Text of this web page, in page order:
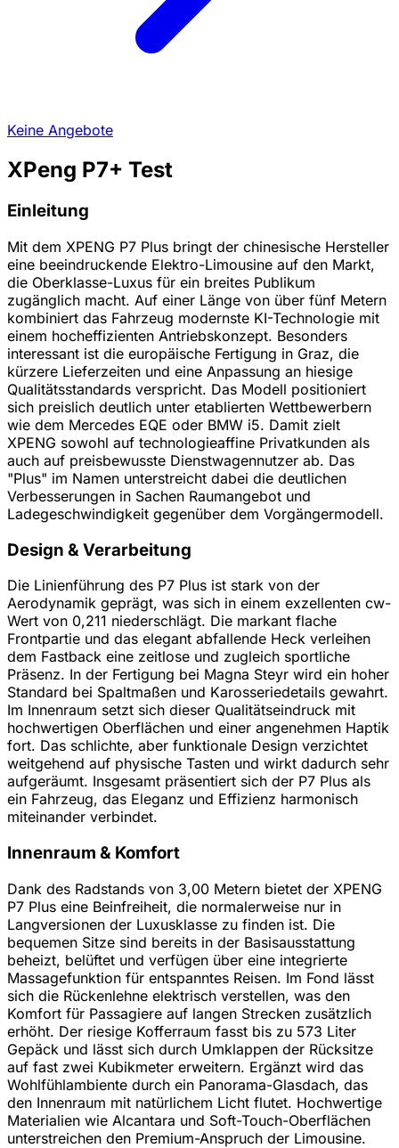
Keine Angebote
XPeng P7+ Test
Einleitung
Mit dem XPENG P7 Plus bringt der chinesische Hersteller
eine beeindruckende Elektro-Limousine auf den Markt,
die Oberklasse-Luxus für ein breites Publikum
zugänglich macht. Auf einer Länge von über fünf Metern
kombiniert das Fahrzeug modernste KI-Technologie mit
einem hocheffizienten Antriebskonzept. Besonders
interessant ist die europäische Fertigung in Graz, die
kürzere Lieferzeiten und eine Anpassung an hiesige
Qualitätsstandards verspricht. Das Modell positioniert
sich preislich deutlich unter etablierten Wettbewerbern
wie dem Mercedes EQE oder BMW i5. Damit zielt
XPENG sowohl auf technologieaffine Privatkunden als
auch auf preisbewusste Dienstwagennutzer ab. Das
"Plus" im Namen unterstreicht dabei die deutlichen
Verbesserungen in Sachen Raumangebot und
Ladegeschwindigkeit gegenüber dem Vorgängermodell.
Design & Verarbeitung
Die Linienführung des P7 Plus ist stark von der
Aerodynamik geprägt, was sich in einem exzellenten cw-
Wert von 0,211 niederschlägt. Die markant flache
Frontpartie und das elegant abfallende Heck verleihen
dem Fastback eine zeitlose und zugleich sportliche
Präsenz. In der Fertigung bei Magna Steyr wird ein hoher
Standard bei Spaltmaßen und Karosseriedetails gewahrt.
Im Innenraum setzt sich dieser Qualitätseindruck mit
hochwertigen Oberflächen und einer angenehmen Haptik
fort. Das schlichte, aber funktionale Design verzichtet
weitgehend auf physische Tasten und wirkt dadurch sehr
aufgeräumt. Insgesamt präsentiert sich der P7 Plus als
ein Fahrzeug, das Eleganz und Effizienz harmonisch
miteinander verbindet.
Innenraum & Komfort
Dank des Radstands von 3,00 Metern bietet der XPENG
P7 Plus eine Beinfreiheit, die normalerweise nur in
Langversionen der Luxusklasse zu finden ist. Die
bequemen Sitze sind bereits in der Basisausstattung
beheizt, belüftet und verfügen über eine integrierte
Massagefunktion für entspanntes Reisen. Im Fond lässt
sich die Rückenlehne elektrisch verstellen, was den
Komfort für Passagiere auf langen Strecken zusätzlich
erhöht. Der riesige Kofferraum fasst bis zu 573 Liter
Gepäck und lässt sich durch Umklappen der Rücksitze
auf fast zwei Kubikmeter erweitern. Ergänzt wird das
Wohlfühlambiente durch ein Panorama-Glasdach, das
den Innenraum mit natürlichem Licht flutet. Hochwertige
Materialien wie Alcantara und Soft-Touch-Oberflächen
unterstreichen den Premium-Anspruch der Limousine.